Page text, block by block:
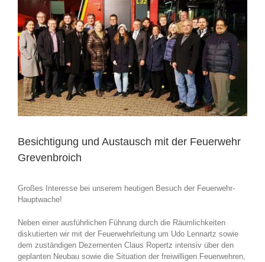
Besichtigung und Austausch mit der Feuerwehr
Grevenbroich
Großes Interesse bei unserem heutigen Besuch der Feuerwehr-
Hauptwache!
Neben einer ausführlichen Führung durch die Räumlichkeiten
diskutierten wir mit der Feuerwehrleitung um Udo Lennartz sowie
dem zuständigen Dezernenten Claus Ropertz intensiv über den
geplanten Neubau sowie die Situation der freiwilligen Feuerwehren,